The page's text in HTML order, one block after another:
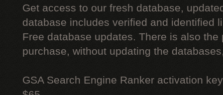
Get access to our fresh database,
database includes verified and identified
Free database updates. There is also
purchase, without updating the
GSA Search Engine Ranker activation key